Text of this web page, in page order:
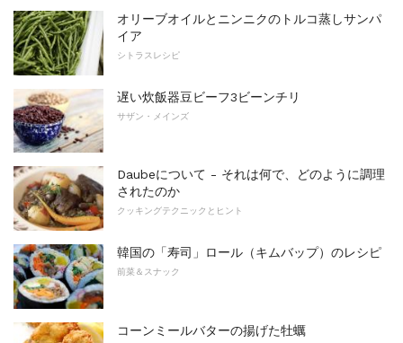
オリーブオイルとニンニクのトルコ蒸しサンパ
イア
シトラスレシピ
遅い炊飯器豆ビーフ3ビーンチリ
サザン・メインズ
Daubeについて - それは何で、どのように調理
されたのか
クッキングテクニックとヒント
韓国の「寿司」ロール（キムバップ）のレシピ
前菜＆スナック
コーンミールバターの揚げた牡蠣